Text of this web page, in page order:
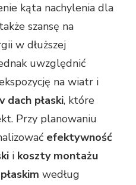
kąta nachylenia dla
szansę na
w dłuższej
uwzględnić
na wiatr i
dach płaski, które
Przy planowaniu
efektywność
i koszty montażu
według